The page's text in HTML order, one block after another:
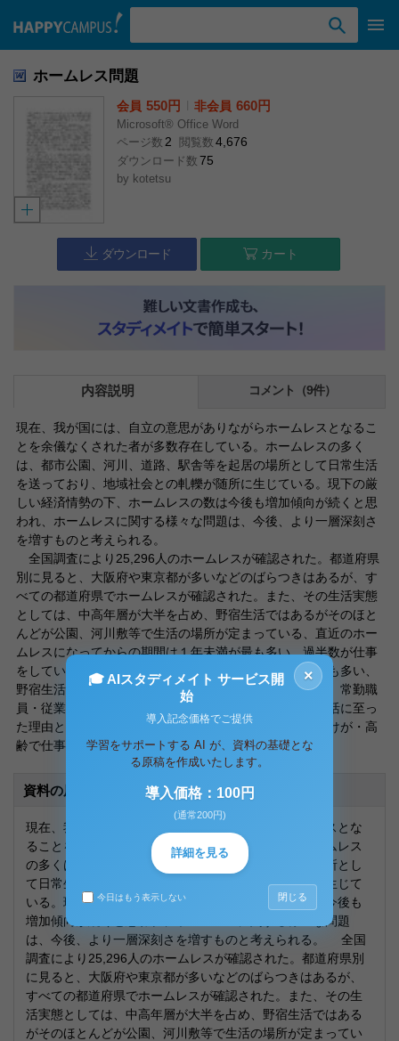
ホームレス問題
会員 550円 非会員 660円
Microsoft® Office Word
ページ数 2 閲覧数 4,676
ダウンロード数 75
by kotetsu
ダウンロード カート
内容説明 コメント（9件）
現在、我が国には、自立の意思がありながらホームレスとなるこ
とを余儀なくされた者が多数存在している。ホームレスの多く
は、都市公園、河川、道路、駅舎等を起居の場所として日常生活
を送っており、地域社会との軋轢が随所に生じている。現下の厳
しい経済情勢の下、ホームレスの数は今後も増加傾向が続くと思
われ、ホームレスに関する様々な問題は、今後、より一層深刻さ
を増すものと考えられる。
全国調査により25,296人のホームレスが確認された。都道府県
別に見ると、大阪府や東京都が多いなどのばらつきはあるが、す
べての都道府県でホームレスが確認された。また、その生活実態
としては、中高年層が大半を占め、野宿生活ではあるがそのほと
んどが公園、河川敷等で生活の場所が定まっている、直近のホー
ムレスになってからの期間は１年未満が最も多い、過半数が仕事
をしている、平均収入月額は１万円以上３万円未満が最も多い、
野宿生活直前の職業として建設業関係の仕事が半数以上、常勤職
員・従業員（正社員）が多く日雇はほぼ同程度、野宿生活に至っ
た理由として「仕事が減った」「倒産・失業」「病気・けが・高
齢で仕事ができなくなった」などとなっている。
資料の原本内容
現在、我が国には、自立の意思がありながらホームレスとな
ることを余儀なくされた者が多数存在している。ホームレス
の多くは、都市公園、河川、道路、駅舎等を起居の場所とし
て日常生活を送っており、地域社会との軋轢が随所に生じて
いる。現下の厳しい経済情勢の下、ホームレスの数は今後も
増加傾向が続くと思われ、ホームレスに関する様々な問題
は、今後、より一層深刻さを増すものと考えられる。 全国
調査により25,296人のホームレスが確認された。都道府県別
に見ると、大阪府や東京都が多いなどのばらつきはあるが、
すべての都道府県でホームレスが確認された。また、その生
活実態としては、中高年層が大半を占め、野宿生活ではある
がそのほとんどが公園、河川敷等で生活の場所が定まってい
×
🎓 AIスタディメイト サービス開
始
導入記念価格でご提供
学習をサポートする AI が、資料の基礎とな
る原稿を作成いたします。
導入価格：100円
(通常200円)
詳細を見る
今日はもう表示しない 閉じる